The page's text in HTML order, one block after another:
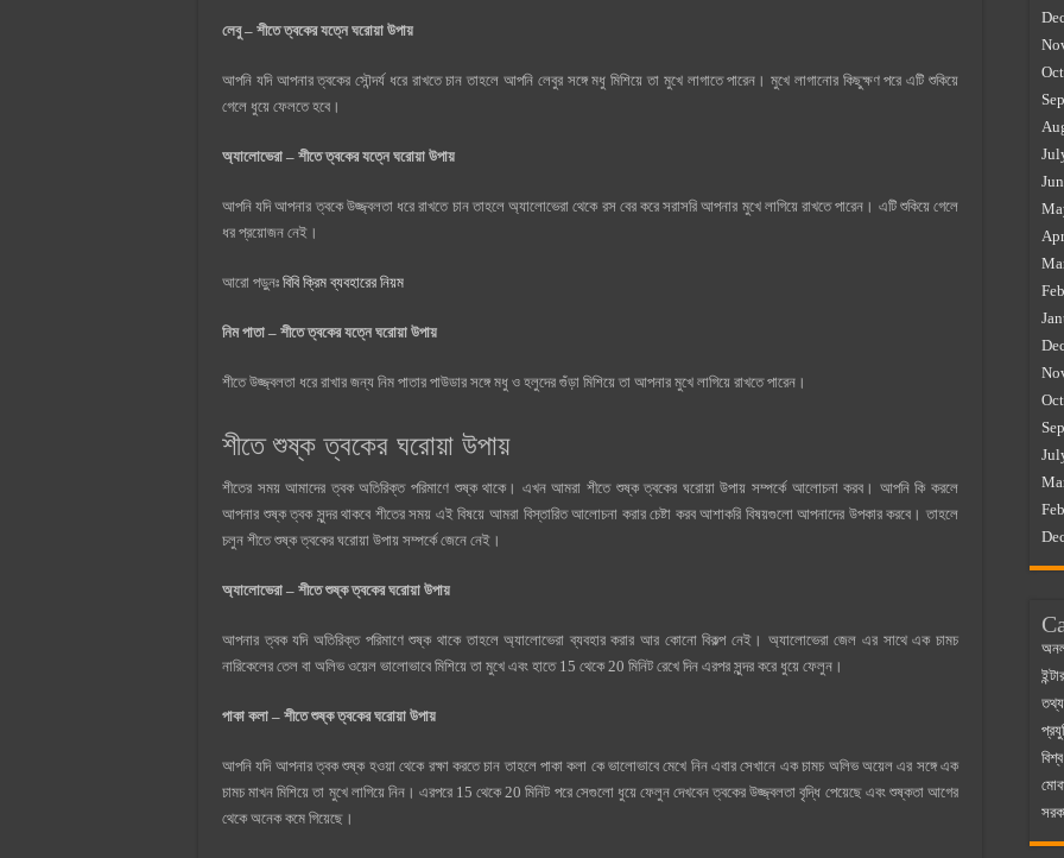
লেবু – শীতে ত্বকের যত্নে ঘরোয়া উপায়
আপনি যদি আপনার ত্বকের সৌন্দর্য ধরে রাখতে চান তাহলে আপনি লেবুর সঙ্গে মধু মিশিয়ে তা মুখে লাগাতে পারেন। মুখে লাগানোর কিছুক্ষণ পরে এটি শুকিয়ে
গেলে ধুয়ে ফেলতে হবে।
অ্যালোভেরা – শীতে ত্বকের যত্নে ঘরোয়া উপায়
আপনি যদি আপনার ত্বকে উজ্জ্বলতা ধরে রাখতে চান তাহলে অ্যালোভেরা থেকে রস বের করে সরাসরি আপনার মুখে লাগিয়ে রাখতে পারেন। এটি শুকিয়ে গেলে
ধর প্রয়োজন নেই।
আরো পড়ুনঃ বিবি ক্রিম ব্যবহারের নিয়ম
নিম পাতা – শীতে ত্বকের যত্নে ঘরোয়া উপায়
শীতে উজ্জ্বলতা ধরে রাখার জন্য নিম পাতার পাউডার সঙ্গে মধু ও হলুদের গুঁড়া মিশিয়ে তা আপনার মুখে লাগিয়ে রাখতে পারেন।
শীতে শুষ্ক ত্বকের ঘরোয়া উপায়
শীতের সময় আমাদের ত্বক অতিরিক্ত পরিমাণে শুষ্ক থাকে। এখন আমরা শীতে শুষ্ক ত্বকের ঘরোয়া উপায় সম্পর্কে আলোচনা করব। আপনি কি করলে
আপনার শুষ্ক ত্বক সুন্দর থাকবে শীতের সময় এই বিষয়ে আমরা বিস্তারিত আলোচনা করার চেষ্টা করব আশাকরি বিষয়গুলো আপনাদের উপকার করবে। তাহলে
চলুন শীতে শুষ্ক ত্বকের ঘরোয়া উপায় সম্পর্কে জেনে নেই।
অ্যালোভেরা – শীতে শুষ্ক ত্বকের ঘরোয়া উপায়
আপনার ত্বক যদি অতিরিক্ত পরিমাণে শুষ্ক থাকে তাহলে অ্যালোভেরা ব্যবহার করার আর কোনো বিকল্প নেই। অ্যালোভেরা জেল এর সাথে এক চামচ
নারিকেলের তেল বা অলিভ ওয়েল ভালোভাবে মিশিয়ে তা মুখে এবং হাতে 15 থেকে 20 মিনিট রেখে দিন এরপর সুন্দর করে ধুয়ে ফেলুন।
পাকা কলা – শীতে শুষ্ক ত্বকের ঘরোয়া উপায়
আপনি যদি আপনার ত্বক শুষ্ক হওয়া থেকে রক্ষা করতে চান তাহলে পাকা কলা কে ভালোভাবে মেখে নিন এবার সেখানে এক চামচ অলিভ অয়েল এর সঙ্গে এক
চামচ মাখন মিশিয়ে তা মুখে লাগিয়ে নিন। এরপরে 15 থেকে 20 মিনিট পরে সেগুলো ধুয়ে ফেলুন দেখবেন ত্বকের উজ্জ্বলতা বৃদ্ধি পেয়েছে এবং শুষ্কতা আগের
থেকে অনেক কমে গিয়েছে।
তথ্য
বিশ্ব